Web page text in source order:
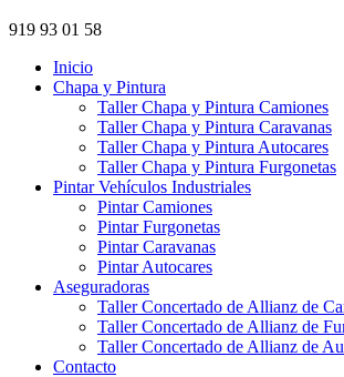
919 93 01 58
Inicio
Chapa y Pintura
Taller Chapa y Pintura Camiones
Taller Chapa y Pintura Caravanas
Taller Chapa y Pintura Autocares
Taller Chapa y Pintura Furgonetas
Pintar Vehículos Industriales
Pintar Camiones
Pintar Furgonetas
Pintar Caravanas
Pintar Autocares
Aseguradoras
Taller Concertado de Allianz de
Taller Concertado de Allianz de
Taller Concertado de Allianz de
Contacto